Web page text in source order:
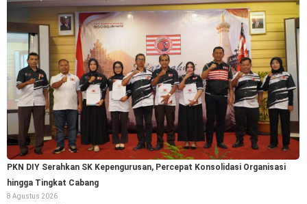
PKN DIY Serahkan SK Kepengurusan, Percepat Konsolidasi Organisasi
hingga Tingkat Cabang
8 Agustus 2026